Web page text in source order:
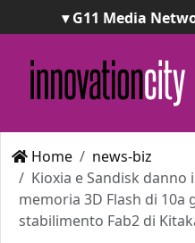
▾ G11 Media
ImpresaCity |
Awards
Italian Project
Awards
Home
news-biz
Kioxia e Sandisk
memoria 3D Flash di 10a
stabilimento Fab2 di